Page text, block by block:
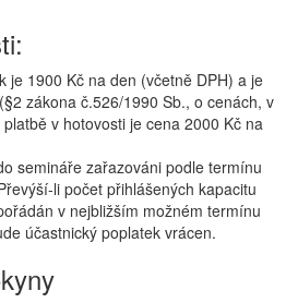
je 1900 Kč na den (včetně DPH) a je
zákona č.526/1990 Sb., o cenách, v
v hotovosti je cena 2000 Kč na
semináře zařazováni podle termínu
li počet přihlášených kapacitu
v nejbližším možném termínu
účastnický poplatek vrácen.